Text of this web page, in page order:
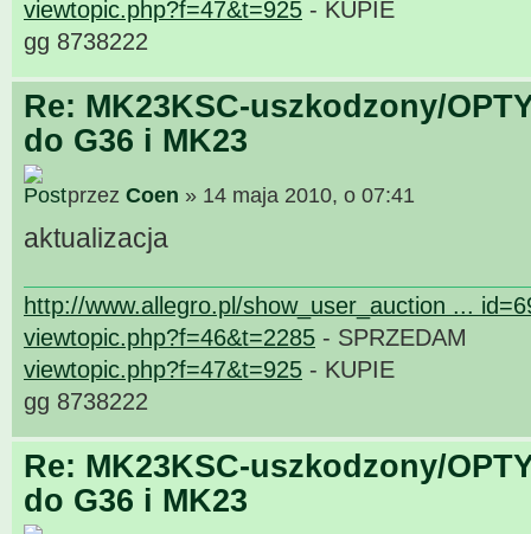
viewtopic.php?f=47&t=925 - KUPIE
gg 8738222
Re: MK23KSC-uszkodzony/
do G36 i MK23
przez Coen » 14 maja 2010, o 07:41
aktualizacja
http://www.allegro.pl/show_user_auction ...
viewtopic.php?f=46&t=2285 - SPRZEDAM
viewtopic.php?f=47&t=925 - KUPIE
gg 8738222
Re: MK23KSC-uszkodzony/
do G36 i MK23